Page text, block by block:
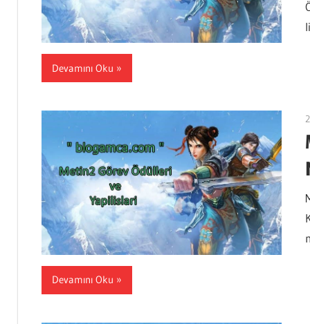
Devamını Oku
Devamını Oku